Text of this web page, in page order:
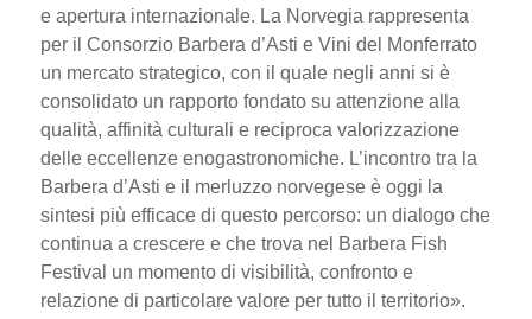
e apertura internazionale. La Norvegia rappresenta
per il Consorzio Barbera d’Asti e Vini del Monferrato
un mercato strategico, con il quale negli anni si è
consolidato un rapporto fondato su attenzione alla
qualità, affinità culturali e reciproca valorizzazione
delle eccellenze enogastronomiche. L’incontro tra la
Barbera d’Asti e il merluzzo norvegese è oggi la
sintesi più efficace di questo percorso: un dialogo che
continua a crescere e che trova nel Barbera Fish
Festival un momento di visibilità, confronto e
relazione di particolare valore per tutto il territorio».